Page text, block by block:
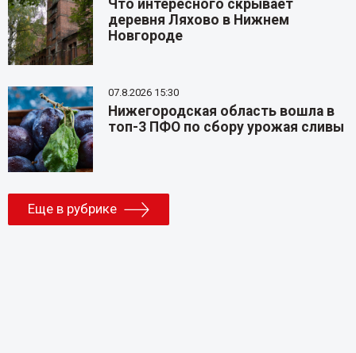
Что интересного скрывает
деревня Ляхово в Нижнем
Новгороде
07.8.2026 15:30
Нижегородская область вошла в
топ-3 ПФО по сбору урожая сливы
Еще в рубрике